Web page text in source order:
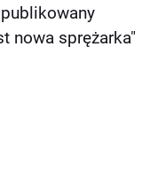
nowa sprężarka"